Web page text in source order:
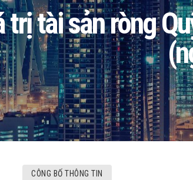
trị tài sản ròng
CÔNG BỐ THÔNG TIN